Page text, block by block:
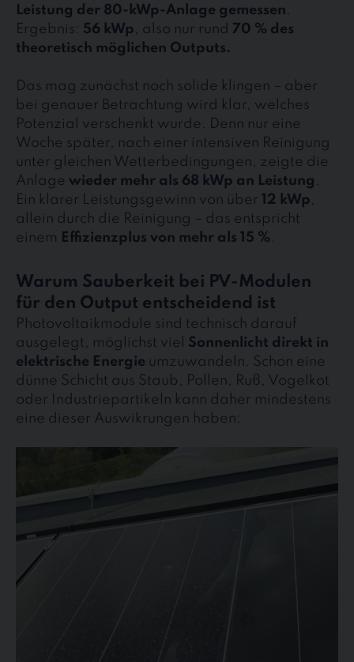
Leistung der 80-kWp-Anlage gemessen .
Ergebnis: 56 kWp, also nur rund 70 % des
theoretisch möglichen Outputs.
Das mag zunächst noch solide klingen – aber
bei genauer Betrachtung wird klar, welches
Potenzial verschenkt wurde. Denn nur eine
Woche später, nach einer intensiven Reinigung
unter gleichen Wetterbedingungen, zeigte die
Anlage wieder mehr als 68 kWp an Leistung .
Ein klarer Leistungsgewinn von über 12 kWp,
allein durch die Reinigung – das entspricht
einem
Effizienzplus von mehr als 15 % .
Warum Sauberkeit bei PV-Modulen
für den Output entscheidend ist
Photovoltaikmodule sind technisch darauf
ausgelegt, möglichst viel Sonnenlicht direkt in
elektrische Energie umzuwandeln. Schon eine
dünne Schicht aus Staub, Pollen, Ruß, Vogelkot
oder Industriepartikeln kann daher mindestens
eine dieser Auswikrungen haben: